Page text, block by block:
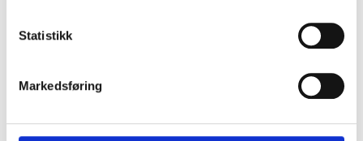
Statistikk
Markedsføring